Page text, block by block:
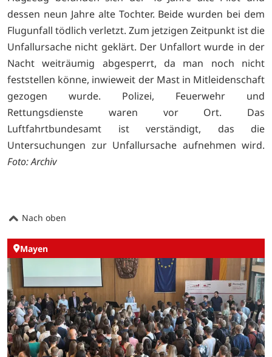
dessen neun Jahre alte Tochter. Beide wurden bei dem
Flugunfall tödlich verletzt. Zum jetzigen Zeitpunkt ist die
Unfallursache nicht geklärt. Der Unfallort wurde in der
Nacht weiträumig abgesperrt, da man noch nicht
feststellen könne, inwieweit der Mast in Mitleidenschaft
gezogen wurde. Polizei, Feuerwehr und
Rettungsdienste waren vor Ort. Das
Luftfahrtbundesamt ist verständigt, das die
Untersuchungen zur Unfallursache aufnehmen wird.
Foto: Archiv
Nach oben
Mayen